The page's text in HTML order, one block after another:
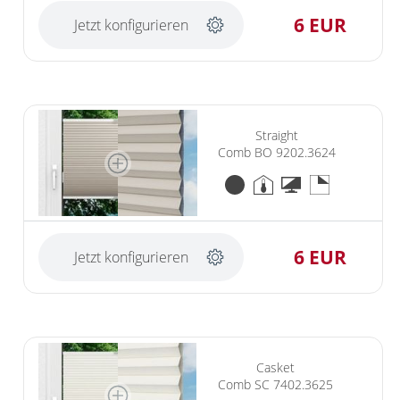
Jetzt konfigurieren 6 EUR
Straight
Comb BO 9202.3624
Jetzt konfigurieren 6 EUR
Casket
Comb SC 7402.3625